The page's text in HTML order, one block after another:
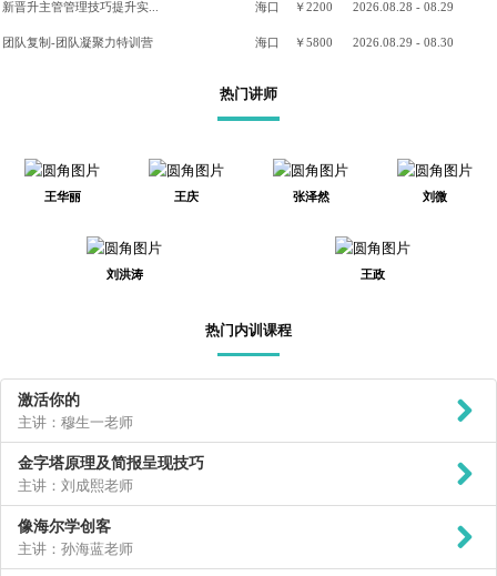
新晋升主管管理技巧提升实... 海口 ￥2200 2026.08.28 - 08.29
团队复制-团队凝聚力特训营 海口 ￥5800 2026.08.29 - 08.30
热门讲师
王华丽 王庆 张泽然 刘微
刘洪涛 王政
热门内训课程
激活你的
主讲：穆生一老师
金字塔原理及简报呈现技巧
主讲：刘成熙老师
像海尔学创客
主讲：孙海蓝老师